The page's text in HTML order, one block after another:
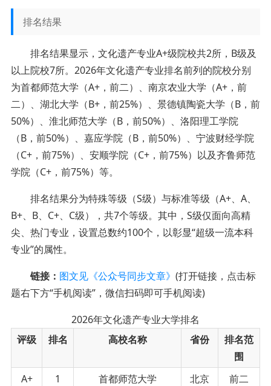
排名结果
排名结果显示，文化遗产专业A+级院校共2所，B级及
以上院校7所。2026年文化遗产专业排名前列的院校分别
为首都师范大学（A+，前二）、南京农业大学（A+，前
二）、湖北大学（B+，前25%）、景德镇陶瓷大学（B，前
50%）、淮北师范大学（B，前50%）、洛阳理工学院
（B，前50%）、嘉应学院（B，前50%）、宁波财经学院
（C+，前75%）、安顺学院（C+，前75%）以及齐鲁师范
学院（C+，前75%）等。
排名结果分为特殊等级（S级）与标准等级（A+、A、
B+、B、C+、C级），共7个等级。其中，S级仅面向高精
尖、热门专业，设置总数约100个，以彰显“超级一流本科
专业”的属性。
链接： 图文见《公众号同步文章》 (打开链接，点击标
题右下方“手机阅读”，微信扫码即可手机阅读)
2026年文化遗产专业大学排名
评级
排名 高校名称 省份
排名范
围
A+
1 首都师范大学 北京
前二